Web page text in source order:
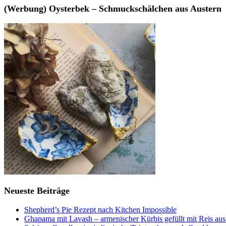
(Werbung) Oysterbek – Schmuckschälchen aus Austern
Neueste Beiträge
Shepherd’s Pie Rezept nach Kitchen Impossible
Ghapama mit Lavash – armenischer Kürbis gefüllt mit Reis